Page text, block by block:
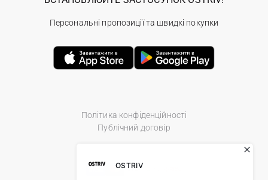
Політика конфіденційності
Публічний договір
Персональні пропозиції та швидкі покупки